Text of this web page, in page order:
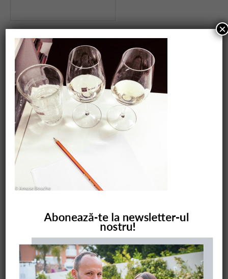
Salvează-mi numele, emailul și site-ul web în acest
navigator pentru data viitoare când o să comentez.
CAUTARE
COMANDĂ CARTEA NOASTRĂ
×